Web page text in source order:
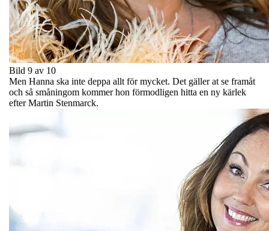
Bild 9 av 10
Men Hanna ska inte deppa allt för mycket. Det gäller at se framåt
och så småningom kommer hon förmodligen hitta en ny kärlek
efter Martin Stenmarck.